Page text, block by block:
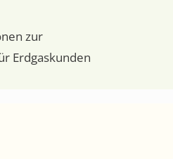
zur
Erdgaskunden